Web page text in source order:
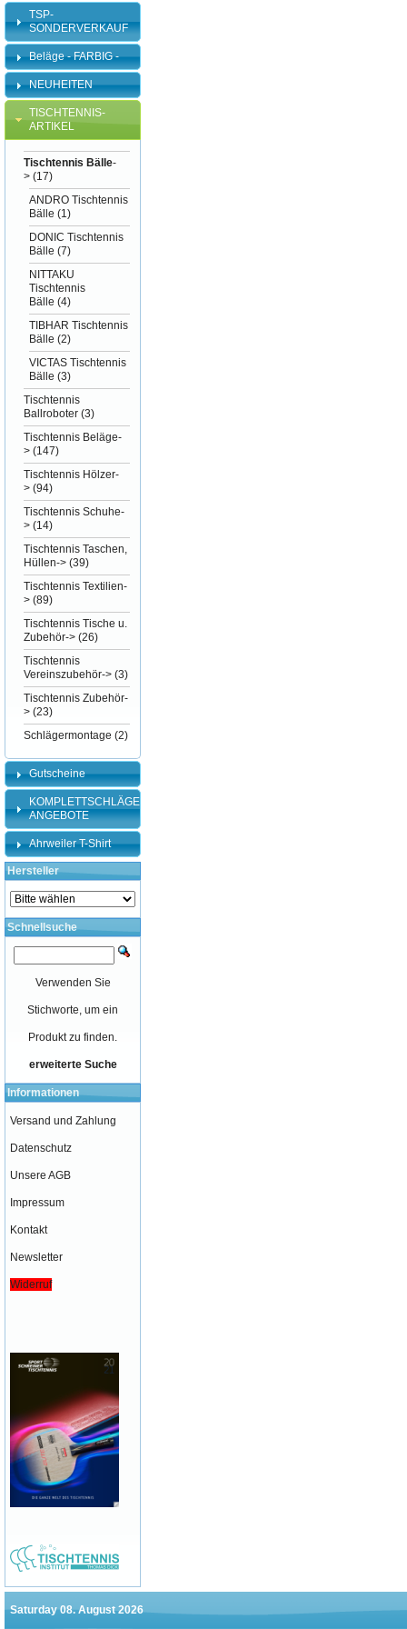
TSP-
SONDERVERKAUF
Beläge - FARBIG -
NEUHEITEN
TISCHTENNIS-
ARTIKEL
Tischtennis Bälle-
> (17)
ANDRO Tischtennis
Bälle (1)
DONIC Tischtennis
Bälle (7)
NITTAKU
Tischtennis
Bälle (4)
TIBHAR Tischtennis
Bälle (2)
VICTAS Tischtennis
Bälle (3)
Tischtennis
Ballroboter (3)
Tischtennis Beläge-
> (147)
Tischtennis Hölzer-
> (94)
Tischtennis Schuhe-
> (14)
Tischtennis Taschen,
Hüllen-> (39)
Tischtennis Textilien-
> (89)
Tischtennis Tische u.
Zubehör-> (26)
Tischtennis
Vereinszubehör-> (3)
Tischtennis Zubehör-
> (23)
Schlägermontage (2)
Gutscheine
KOMPLETTSCHLÄGER-
ANGEBOTE
Ahrweiler T-Shirt
Hersteller
Schnellsuche
Verwenden Sie
Stichworte, um ein
Produkt zu finden.
erweiterte Suche
Informationen
Versand und Zahlung
Datenschutz
Unsere AGB
Impressum
Kontakt
Newsletter
Widerruf
Saturday 08. August 2026